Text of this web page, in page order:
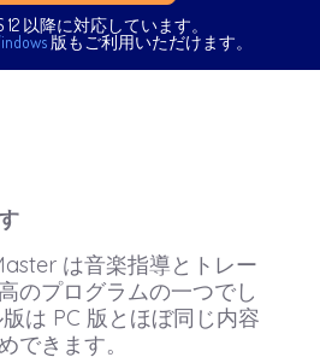
12 以降に対応しています。
版もご利用いただけます。
は音楽指導とトレー
のプログラムの一つでし
は PC 版とほぼ同じ内容
できます。